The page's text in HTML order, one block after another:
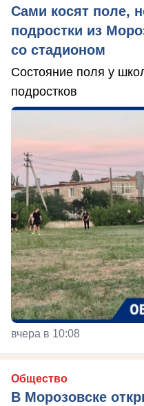
Сами косят поле,
подростки из
со стадионом
Состояние поля у
подростков
вчера в 10:08
Общество
В Морозовске